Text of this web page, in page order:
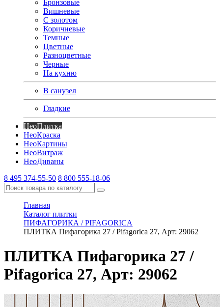
Бронзовые
Вишневые
С золотом
Коричневые
Темные
Цветные
Разноцветные
Черные
На кухню
В санузел
Гладкие
НеоПлитка
НеоКраска
НеоКартины
НеоВитраж
НеоДиваны
8 495 374-55-50 8 800 555-18-06
Главная
Каталог плитки
ПИФАГОРИКА / PIFAGORICA
ПЛИТКА Пифагорика 27 / Pifagorica 27, Арт: 29062
ПЛИТКА Пифагорика 27 /
Pifagorica 27, Арт: 29062